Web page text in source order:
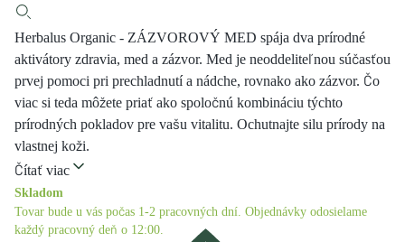
Herbalus Organic - ZÁZVOROVÝ MED spája dva prírodné
aktivátory zdravia, med a zázvor. Med je neoddeliteľnou súčasťou
prvej pomoci pri prechladnutí a nádche, rovnako ako zázvor. Čo
viac si teda môžete priať ako spoločnú kombináciu týchto
prírodných pokladov pre vašu vitalitu. Ochutnajte silu prírody na
vlastnej koži.
Čítať viac
Skladom
Tovar bude u vás počas 1-2 pracovných dní. Objednávky odosielame
každý pracovný deň o 12:00.